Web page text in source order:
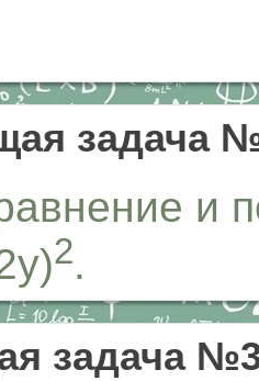
задача
и
2.
задача